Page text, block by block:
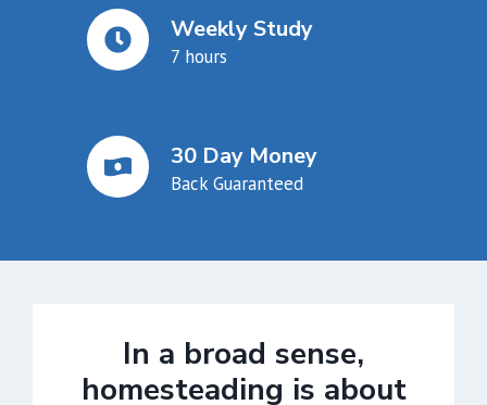
Weekly Study
7 hours
30 Day Money
Back Guaranteed
In a broad sense,
homesteading is about